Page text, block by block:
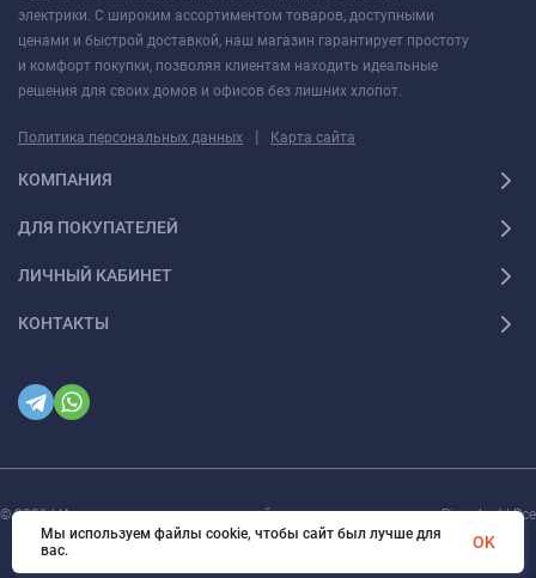
электрики. С широким ассортиментом товаров, доступными
ценами и быстрой доставкой, наш магазин гарантирует простоту
и комфорт покупки, позволяя клиентам находить идеальные
решения для своих домов и офисов без лишних хлопот.
Политика персональных данных | Карта сайта
КОМПАНИЯ
ДЛЯ ПОКУПАТЕЛЕЙ
ЛИЧНЫЙ КАБИНЕТ
КОНТАКТЫ
© 2026 | Интернет магазин инженерной сантехники и электрики Rigaplast | Все
права защищены
Мы используем файлы cookie, чтобы сайт был лучше для
вас.
OK